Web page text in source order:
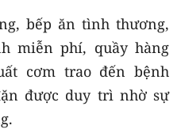
bếp ăn tình thương,
miễn phí, quầy hàng
cơm trao đến bệnh
được duy trì nhờ sự